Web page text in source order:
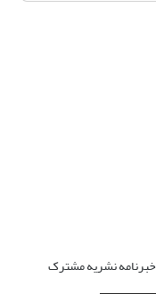
خبرنامه نشریه مشترک